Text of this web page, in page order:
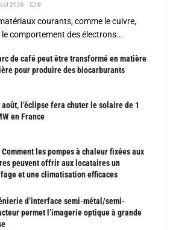
2026 0
courants, comme le cuivre,
le comportement des électrons...
de café peut être transformé en matière
pour produire des biocarburants
août, l’éclipse fera chuter le solaire de 1
en France
Comment les pompes à chaleur fixées aux
peuvent offrir aux locataires un
et une climatisation efficaces
d’interface semi-métal/semi-
permet l’imagerie optique à grande